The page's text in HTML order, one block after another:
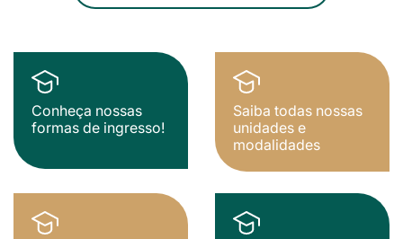
Conheça nossas
formas de ingresso!
Saiba todas nossas
unidades e
modalidades